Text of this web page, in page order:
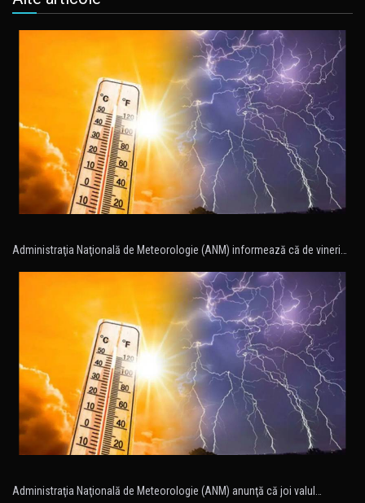
Administraţia Naţională de Meteorologie (ANM) informează că de vineri…
Administraţia Naţională de Meteorologie (ANM) anunţă că joi valul…